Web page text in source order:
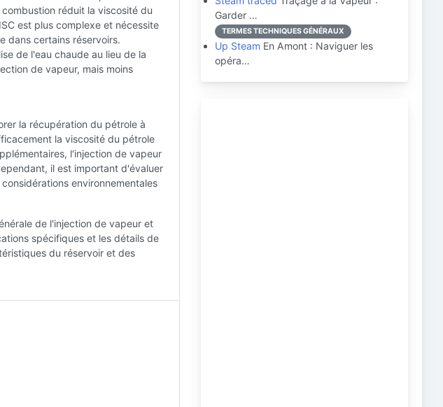
réduit la viscosité du
est plus complexe et nécessite
dans certains réservoirs.
de l'eau chaude au lieu de la
de vapeur, mais moins
la récupération du pétrole à
la viscosité du pétrole
l'injection de vapeur
il est important d'évaluer
environnementales
de l'injection de vapeur et
spécifiques et les détails de
du réservoir et des
Garder …
TERMES TECHNIQUES GÉNÉRAUX
Up Steam En Amont : Naviguer les
opéra…